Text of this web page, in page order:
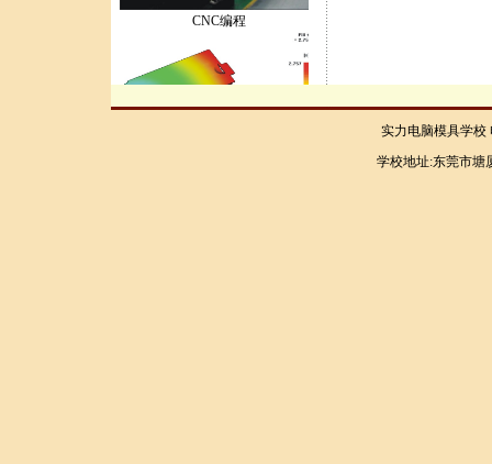
CNC编程
实力电脑模具学校
学校地址:东莞市塘